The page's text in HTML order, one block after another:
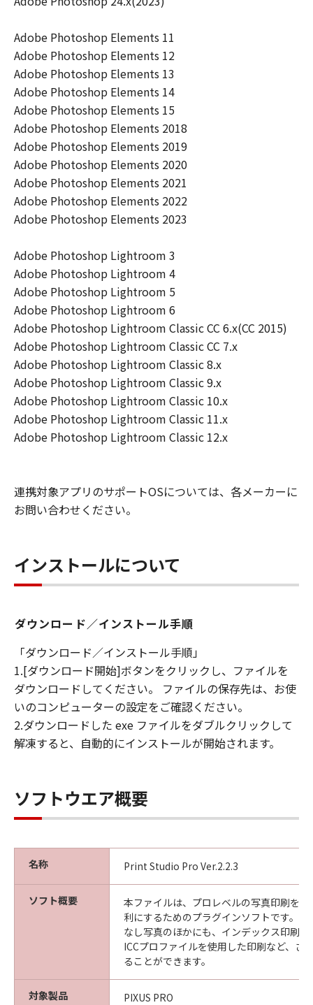
Adobe Photoshop Elements 11
Adobe Photoshop Elements 12
Adobe Photoshop Elements 13
Adobe Photoshop Elements 14
Adobe Photoshop Elements 15
Adobe Photoshop Elements 2018
Adobe Photoshop Elements 2019
Adobe Photoshop Elements 2020
Adobe Photoshop Elements 2021
Adobe Photoshop Elements 2022
Adobe Photoshop Elements 2023
Adobe Photoshop Lightroom 3
Adobe Photoshop Lightroom 4
Adobe Photoshop Lightroom 5
Adobe Photoshop Lightroom 6
Adobe Photoshop Lightroom Classic CC 6.x(CC 2015)
Adobe Photoshop Lightroom Classic CC 7.x
Adobe Photoshop Lightroom Classic 8.x
Adobe Photoshop Lightroom Classic 9.x
Adobe Photoshop Lightroom Classic 10.x
Adobe Photoshop Lightroom Classic 11.x
Adobe Photoshop Lightroom Classic 12.x
連携対象アプリのサポートOSについては、各メーカーに
お問い合わせください。
インストールについて
ダウンロード／インストール手順
「ダウンロード／インストール手順」
1.[ダウンロード開始]ボタンをクリックし、ファイルを
ダウンロードしてください。 ファイルの保存先は、お使
いのコンピューターの設定をご確認ください。
2.ダウンロードした exe ファイルをダブルクリックして
解凍すると、自動的にインストールが開始されます。
ソフトウエア概要
名称 Print Studio Pro Ver.2.2.3
ソフト概要
本ファイルは、プロレベルの写真印刷を
利にするためのプラグインソフトです。
なし写真のほかにも、インデックス印刷
ICCプロファイルを使用した印刷など、さ
ることができます。
対象製品 PIXUS PRO